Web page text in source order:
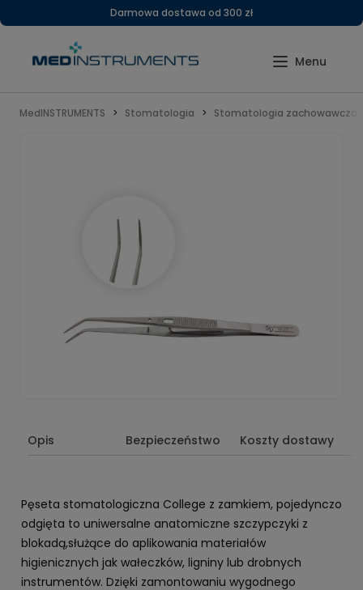
Darmowa dostawa od 300 zł
MedINSTRUMENTS Stomatologia Stomatologia zachowawcza
Opis Bezpieczeństwo Koszty dostawy
Pęseta stomatologiczna College z zamkiem, pojedynczo
odgięta to uniwersalne anatomiczne szczypczyki z
blokadą,służące do aplikowania materiałów
higienicznych jak wałeczków, ligniny lub drobnych
instrumentów. Dzięki zamontowaniu wygodnego